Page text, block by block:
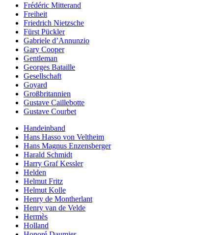
Frédéric Mitterand
Freiheit
Friedrich Nietzsche
Fürst Pückler
Gabriele d’Annunzio
Gary Cooper
Gentleman
Georges Bataille
Gesellschaft
Goyard
Großbritannien
Gustave Caillebotte
Gustave Courbet
Handeinband
Hans Hasso von Veltheim
Hans Magnus Enzensberger
Harald Schmidt
Harry Graf Kessler
Helden
Helmut Fritz
Helmut Kolle
Henry de Montherlant
Henry van de Velde
Hermès
Holland